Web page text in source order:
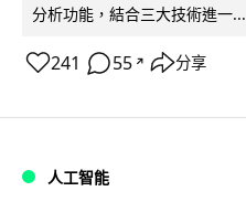
分析功能，結合三大技術進一...
241 55 ↗ 分享
人工智能